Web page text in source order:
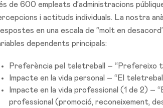
de 600 empleats d’administracions
i actituds individuals. La nostra
en una escala de “molt en
dependents principals:
Preferència pel teletreball – “Prefereixo
Impacte en la vida personal – “El
Impacte en la vida professional (1 de 2) –
professional (promoció, reconeixement,